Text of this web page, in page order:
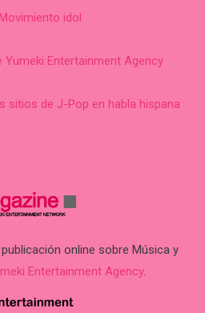
idol
Yumeki Entertainment Agency
sitios de J-Pop en habla hispana
online sobre Música y
Entertainment Agency.